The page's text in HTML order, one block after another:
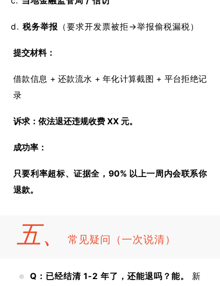
税务举报 （要求开发票被拒→举报偷税漏税）
提交材料：
借款信息 + 还款流水 + 年化计算截图 + 平台拒绝记
录
诉求：依法退还违规收费 XX 元。
成功率：
只要利率超标、证据全，90% 以上一周内会联系你
退款。
五、 常见疑问（一次说清）
Q：已经结清 1-2 年了，还能退吗？ 能。
新